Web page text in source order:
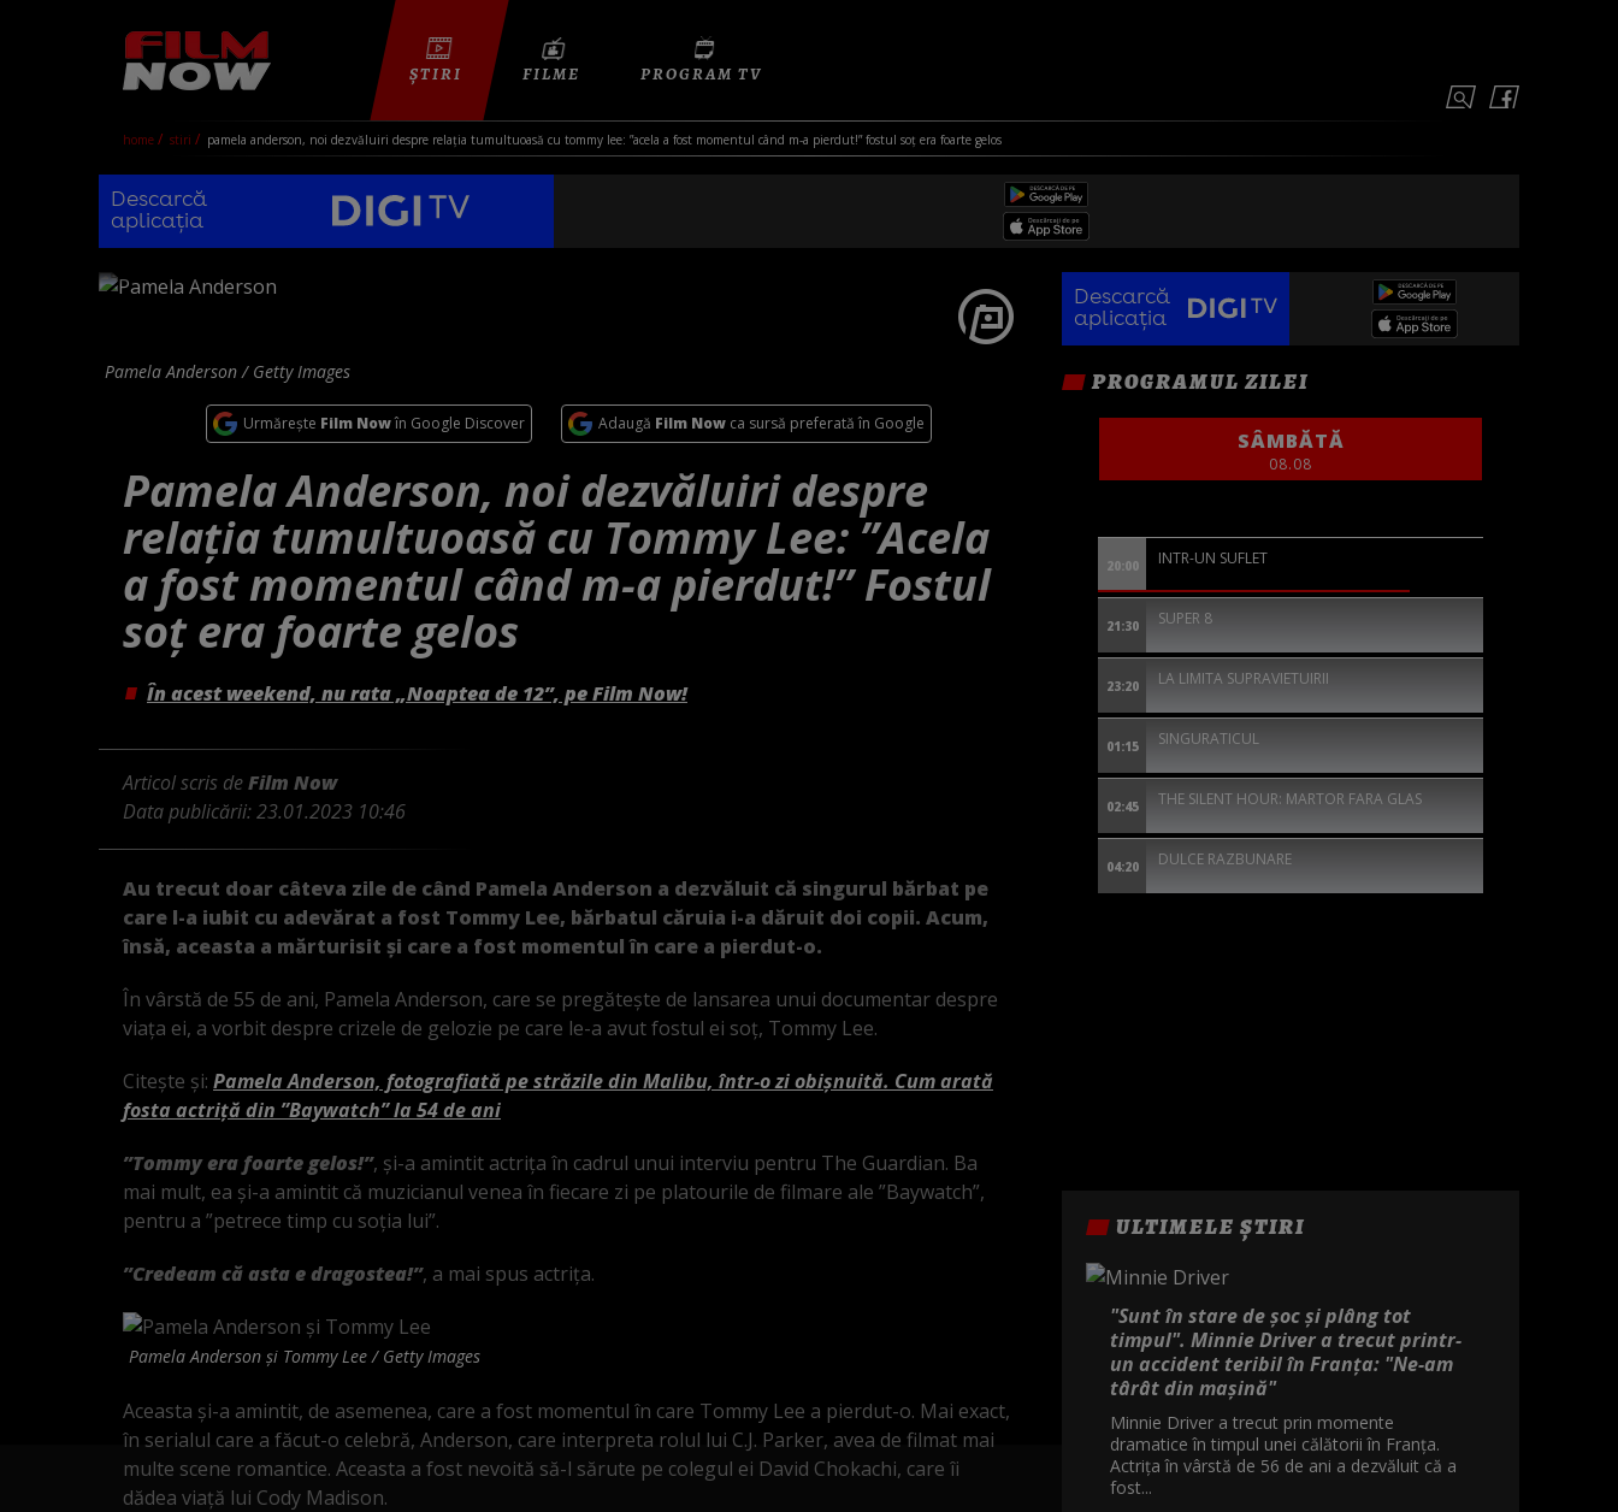
ȘTIRI FILME PROGRAM TV
home stiri pamela anderson, noi dezvăluiri despre relația tumultuoasă cu tommy lee: ”acela a fost momentul când m-a pierdut!” fostul soț era foarte gelos
Descarcă
aplicația
Pamela Anderson / Getty Images
Urmărește Film Nowîn Google Discover Adaugă Film Nowca sursă preferată în Google
Pamela Anderson, noi dezvăluiri despre
relația tumultuoasă cu Tommy Lee: ”Acela
a fost momentul când m-a pierdut!” Fostul
soț era foarte gelos
În acest weekend, nu rata „Noaptea de 12”, pe Film Now!
Articol scris deFilm Now
Data publicării:23.01.2023 10:46
Au trecut doar câteva zile de când Pamela Anderson a dezvăluit că singurul bărbat pe
care l-a iubit cu adevărat a fost Tommy Lee, bărbatul căruia i-a dăruit doi copii. Acum,
însă, aceasta a mărturisit și care a fost momentul în care a pierdut-o.
În vârstă de 55 de ani, Pamela Anderson, care se pregătește de lansarea unui documentar despre
viața ei, a vorbit despre crizele de gelozie pe care le-a avut fostul ei soț, Tommy Lee.
Citește și: Pamela Anderson, fotografiată pe străzile din Malibu, într-o zi obișnuită. Cum arată
fosta actriță din ”Baywatch” la 54 de ani
”Tommy era foarte gelos!”, și-a amintit actrița în cadrul unui interviu pentru The Guardian. Ba
mai mult, ea și-a amintit că muzicianul venea în fiecare zi pe platourile de filmare ale ”Baywatch”,
pentru a ”petrece timp cu soția lui”.
”Credeam că asta e dragostea!”, a mai spus actrița.
Pamela Anderson și Tommy Lee / Getty Images
Aceasta și-a amintit, de asemenea, care a fost momentul în care Tommy Lee a pierdut-o. Mai exact,
în serialul care a făcut-o celebră, Anderson, care interpreta rolul lui C.J. Parker, avea de filmat mai
multe scene romantice. Aceasta a fost nevoită să-l sărute pe colegul ei David Chokachi, care îi
dădea viață lui Cody Madison.
Descarcă
aplicația
PROGRAMUL ZILEI
SÂMBĂTĂ
08.08
20:00 INTR-UN SUFLET
21:30 SUPER 8
23:20 LA LIMITA SUPRAVIETUIRII
01:15 SINGURATICUL
02:45 THE SILENT HOUR: MARTOR FARA GLAS
04:20 DULCE RAZBUNARE
ULTIMELE ȘTIRI
"Sunt în stare de șoc și plâng tot
timpul". Minnie Driver a trecut printr-
un accident teribil în Franța: "Ne-am
târât din mașină"
Minnie Driver a trecut prin momente
dramatice în timpul unei călătorii în Franța.
Actrița în vârstă de 56 de ani a dezvăluit că a
fost...